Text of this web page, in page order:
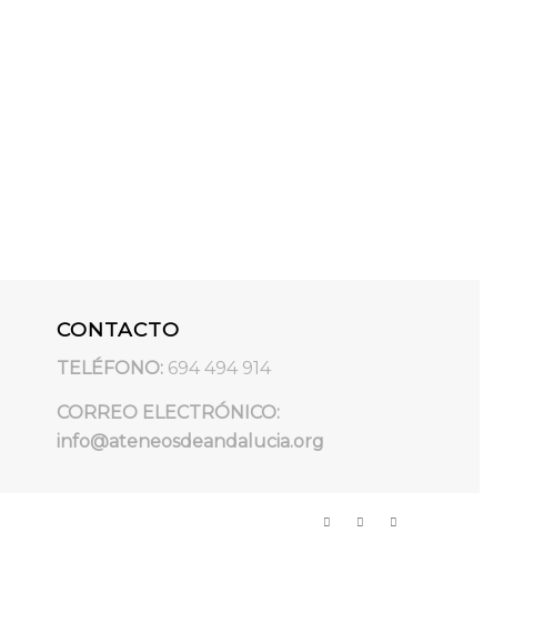
CONTACTO
TELÉFONO: 694 494 914
CORREO ELECTRÓNICO:
info@ateneosdeandalucia.org